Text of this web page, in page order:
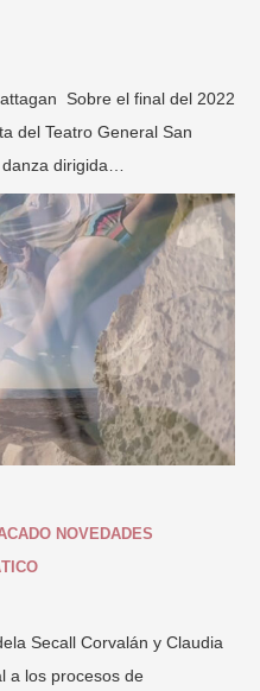
Sobre el final del 2022
del Teatro General San
dirigida…
NOVEDADES
Secall Corvalán y Claudia
a los procesos de